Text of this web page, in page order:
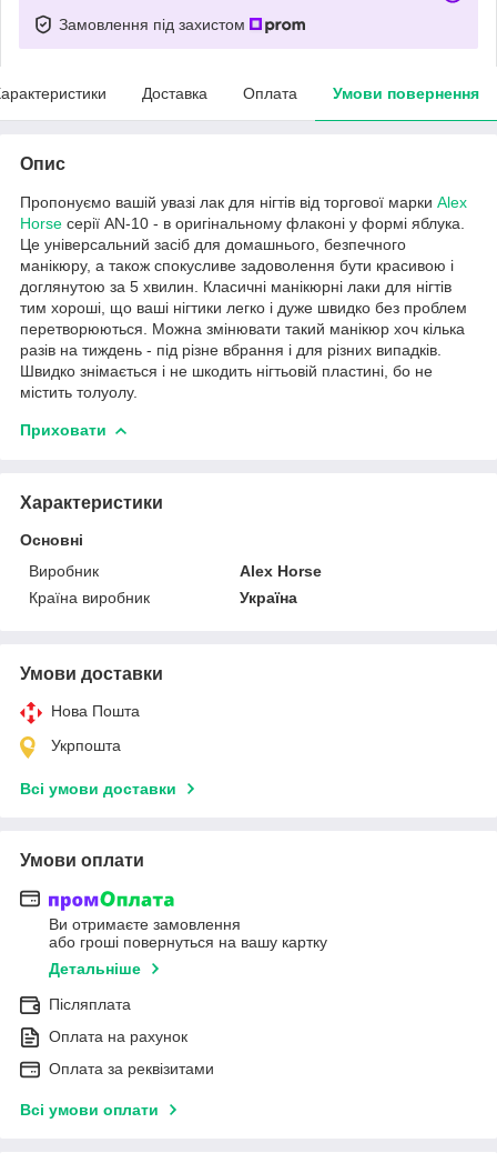
Замовлення під захистом
Доставка Оплата Умови повернення
Опис
Пропонуємо вашій увазі лак для нігтів від торгової марки Alex
Horse серії AN-10 - в оригінальному флаконі у формі яблука.
Це універсальний засіб для домашнього, безпечного
манікюру, а також спокусливе задоволення бути красивою і
доглянутою за 5 хвилин. Класичні манікюрні лаки для нігтів
тим хороші, що ваші нігтики легко і дуже швидко без проблем
перетворюються. Можна змінювати такий манікюр хоч кілька
разів на тиждень - під різне вбрання і для різних випадків.
Швидко знімається і не шкодить нігтьовій пластині, бо не
містить толуолу.
Приховати
Характеристики
Основні
Виробник
Alex Horse
Країна виробник
Україна
Умови доставки
Нова Пошта
Укрпошта
Всі умови доставки
Умови оплати
Ви отримаєте замовлення
або гроші повернуться на вашу картку
Детальніше
Післяплата
Оплата на рахунок
Оплата за реквізитами
Всі умови оплати